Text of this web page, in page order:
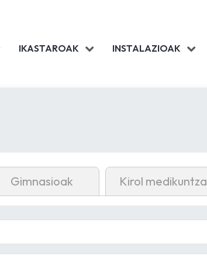
IKASTAROAK INSTALAZIOAK
Gimnasioak Kirol medikuntza